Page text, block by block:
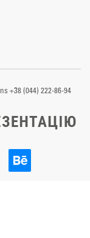
+38 (044) 222-86-94